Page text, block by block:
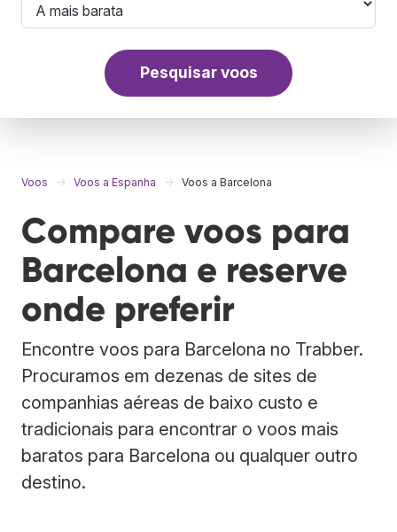
Pesquisar voos
Voos Voos a Espanha Voos a Barcelona
Compare voos para
Barcelona e reserve
onde preferir
Encontre voos para Barcelona no Trabber.
Procuramos em dezenas de sites de
companhias aéreas de baixo custo e
tradicionais para encontrar o voos mais
baratos para Barcelona ou qualquer outro
destino.